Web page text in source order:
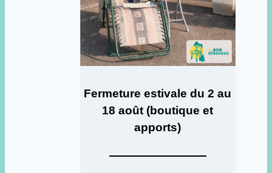
Fermeture estivale du 2 au
18 août (boutique et
apports)